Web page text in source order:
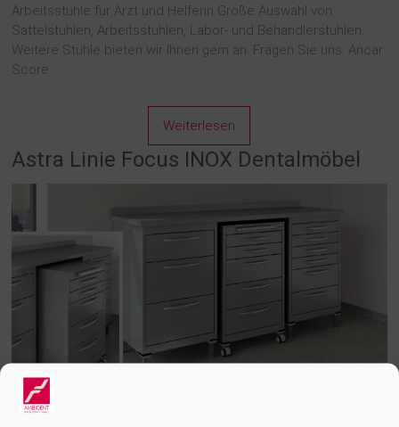
Arbeitsstühle für Arzt und Helferin Große Auswahl von
Sattelstühlen, Arbeitsstühlen, Labor- und Behandlerstühlen.
Weitere Stühle bieten wir Ihnen gern an. Fragen Sie uns. Ancar
Score
Weiterlesen
Astra Linie Focus INOX Dentalmöbel
Die Linie FOKUS INOX ist die ideale Möbellösung für sterile
Umgebungen. Hergestellt aus Edelstahl 304, Scotch-Brite-